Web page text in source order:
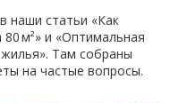
наши статьи «Как
м²» и «Оптимальная
Там собраны
на частые вопросы.